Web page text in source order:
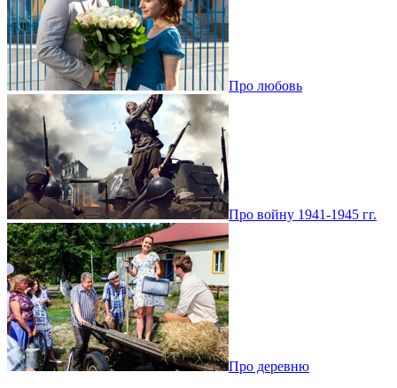
Про любовь
Про войну 1941-1945 гг.
Про деревню